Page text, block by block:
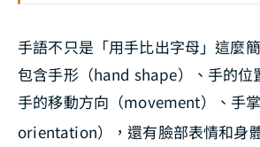
手語不只是「用手比出字母」這麼
包含手形（hand shape）、手的位
手的移動方向（movement）、手
orientation），還有臉部表情和身